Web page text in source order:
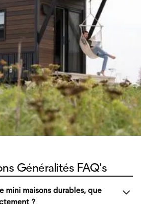
Généralités FAQ's
mini maisons durables, que
?